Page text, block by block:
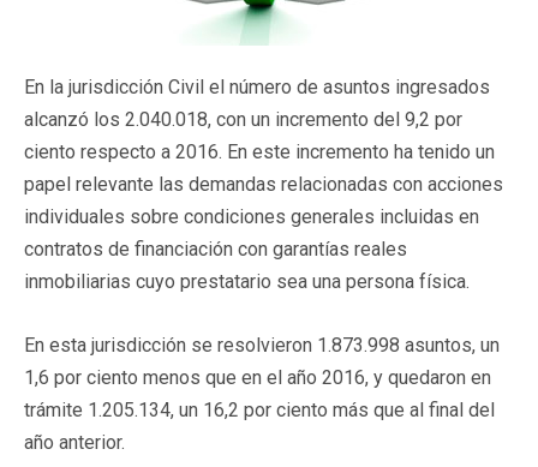
En la jurisdicción Civil el número de asuntos ingresados
alcanzó los 2.040.018, con un incremento del 9,2 por
ciento respecto a 2016. En este incremento ha tenido un
papel relevante las demandas relacionadas con acciones
individuales sobre condiciones generales incluidas en
contratos de financiación con garantías reales
inmobiliarias cuyo prestatario sea una persona física.
En esta jurisdicción se resolvieron 1.873.998 asuntos, un
1,6 por ciento menos que en el año 2016, y quedaron en
trámite 1.205.134, un 16,2 por ciento más que al final del
año anterior.